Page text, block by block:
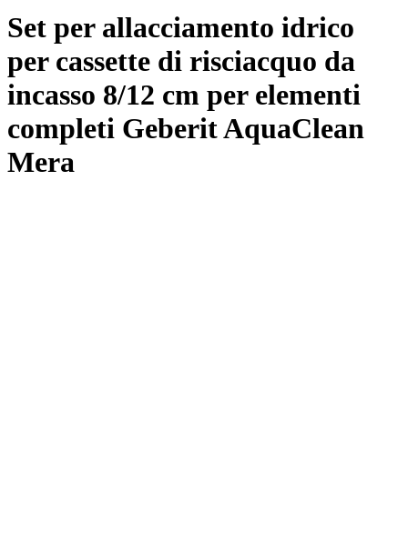
Set per allacciamento idrico
per cassette di risciacquo da
incasso 8/12 cm per elementi
completi Geberit AquaClean
Mera